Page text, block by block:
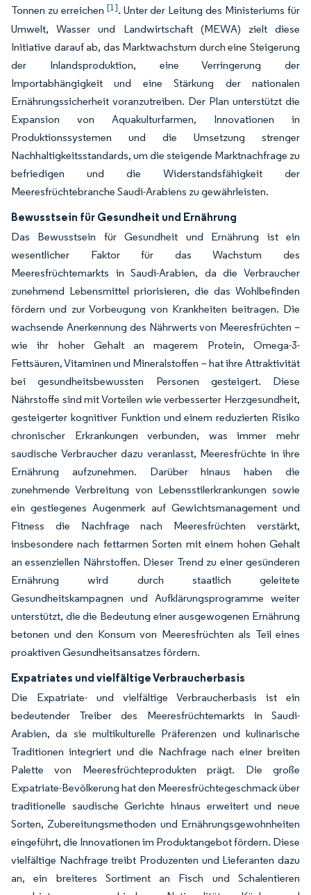
Tonnen zu erreichen [1]. Unter der Leitung des Ministeriums für
Umwelt, Wasser und Landwirtschaft (MEWA) zielt diese
Initiative darauf ab, das Marktwachstum durch eine Steigerung
der Inlandsproduktion, eine Verringerung der
Importabhängigkeit und eine Stärkung der nationalen
Ernährungssicherheit voranzutreiben. Der Plan unterstützt die
Expansion von Aquakulturfarmen, Innovationen in
Produktionssystemen und die Umsetzung strenger
Nachhaltigkeitsstandards, um die steigende Marktnachfrage zu
befriedigen und die Widerstandsfähigkeit der
Meeresfrüchtebranche Saudi-Arabiens zu gewährleisten.
Bewusstsein für Gesundheit und Ernährung
Das Bewusstsein für Gesundheit und Ernährung ist ein
wesentlicher Faktor für das Wachstum des
Meeresfrüchtemarkts in Saudi-Arabien, da die Verbraucher
zunehmend Lebensmittel priorisieren, die das Wohlbefinden
fördern und zur Vorbeugung von Krankheiten beitragen. Die
wachsende Anerkennung des Nährwerts von Meeresfrüchten –
wie ihr hoher Gehalt an magerem Protein, Omega-3-
Fettsäuren, Vitaminen und Mineralstoffen – hat ihre Attraktivität
bei gesundheitsbewussten Personen gesteigert. Diese
Nährstoffe sind mit Vorteilen wie verbesserter Herzgesundheit,
gesteigerter kognitiver Funktion und einem reduzierten Risiko
chronischer Erkrankungen verbunden, was immer mehr
saudische Verbraucher dazu veranlasst, Meeresfrüchte in ihre
Ernährung aufzunehmen. Darüber hinaus haben die
zunehmende Verbreitung von Lebensstilerkrankungen sowie
ein gestiegenes Augenmerk auf Gewichtsmanagement und
Fitness die Nachfrage nach Meeresfrüchten verstärkt,
insbesondere nach fettarmen Sorten mit einem hohen Gehalt
an essenziellen Nährstoffen. Dieser Trend zu einer gesünderen
Ernährung wird durch staatlich geleitete
Gesundheitskampagnen und Aufklärungsprogramme weiter
unterstützt, die die Bedeutung einer ausgewogenen Ernährung
betonen und den Konsum von Meeresfrüchten als Teil eines
proaktiven Gesundheitsansatzes fördern.
Expatriates und vielfältige Verbraucherbasis
Die Expatriate- und vielfältige Verbraucherbasis ist ein
bedeutender Treiber des Meeresfrüchtemarkts in Saudi-
Arabien, da sie multikulturelle Präferenzen und kulinarische
Traditionen integriert und die Nachfrage nach einer breiten
Palette von Meeresfrüchteprodukten prägt. Die große
Expatriate-Bevölkerung hat den Meeresfrüchtegeschmack über
traditionelle saudische Gerichte hinaus erweitert und neue
Sorten, Zubereitungsmethoden und Ernährungsgewohnheiten
eingeführt, die Innovationen im Produktangebot fördern. Diese
vielfältige Nachfrage treibt Produzenten und Lieferanten dazu
an, ein breiteres Sortiment an Fisch und Schalentieren